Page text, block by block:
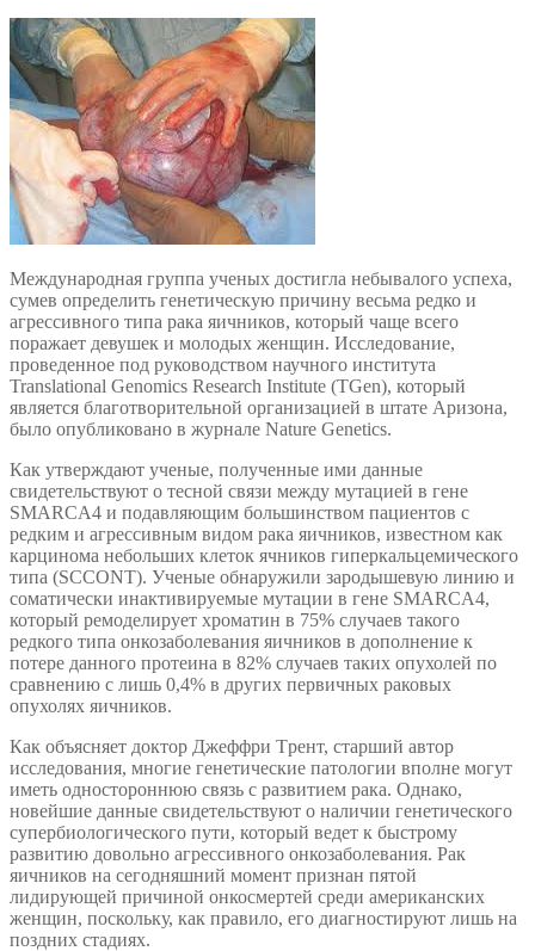
Международная группа ученых достигла небывалого успеха,
сумев определить генетическую причину весьма редко и
агрессивного типа рака яичников, который чаще всего
поражает девушек и молодых женщин. Исследование,
проведенное под руководством научного института
Translational Genomics Research Institute (TGen), который
является благотворительной организацией в штате Аризона,
было опубликовано в журнале Nature Genetics.
Как утверждают ученые, полученные ими данные
свидетельствуют о тесной связи между мутацией в гене
SMARCA4 и подавляющим большинством пациентов с
редким и агрессивным видом рака яичников, известном как
карцинома небольших клеток ячников гиперкальцемического
типа (SCCONT). Ученые обнаружили зародышевую линию и
соматически инактивируемые мутации в гене SMARCA4,
который ремоделирует хроматин в 75% случаев такого
редкого типа онкозаболевания яичников в дополнение к
потере данного протеина в 82% случаев таких опухолей по
сравнению с лишь 0,4% в других первичных раковых
опухолях яичников.
Как объясняет доктор Джеффри Tрент, старший автор
исследования, многие генетические патологии вполне могут
иметь одностороннюю связь с развитием рака. Однако,
новейшие данные свидетельствуют о наличии генетического
супербиологического пути, который ведет к быстрому
развитию довольно агрессивного онкозаболевания. Рак
яичников на сегодняшний момент признан пятой
лидирующей причиной онкосмертей среди американских
женщин, поскольку, как правило, его диагностируют лишь на
поздних стадиях.